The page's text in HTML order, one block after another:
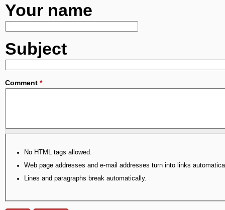
Your name
Subject
Comment *
No HTML tags allowed.
Web page addresses and e-mail addresses turn into links
Lines and paragraphs break automatically.